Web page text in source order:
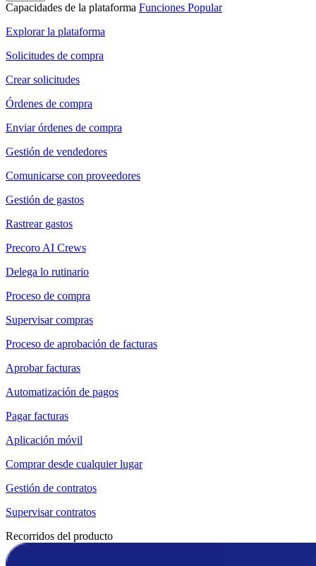
Capacidades de la plataforma Funciones Popular
Explorar la plataforma
Solicitudes de compra
Crear solicitudes
Órdenes de compra
Enviar órdenes de compra
Gestión de vendedores
Comunicarse con proveedores
Gestión de gastos
Rastrear gastos
Precoro AI Crews
Delega lo rutinario
Proceso de compra
Supervisar compras
Proceso de aprobación de facturas
Aprobar facturas
Automatización de pagos
Pagar facturas
Aplicación móvil
Comprar desde cualquier lugar
Gestión de contratos
Supervisar contratos
Recorridos del producto